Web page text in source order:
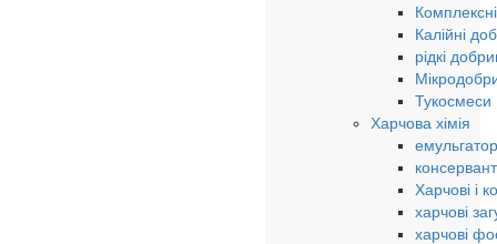
Калійні
рідкі
Тукосмеси
Харчова хімія
Харчові і
харчові
харчові